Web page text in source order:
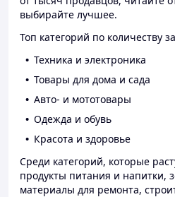
выбирайте лучшее.
Топ категорий по количеству
Техника и электроника
Товары для дома и сада
Авто- и мототовары
Одежда и обувь
Красота и здоровье
Среди категорий, которые
продукты питания и напитки,
материалы для ремонта,